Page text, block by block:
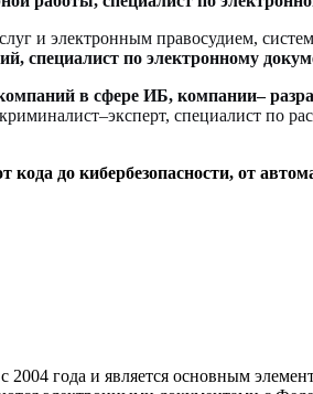
и электронным правосудием,
специалист по электронному
в сфере ИБ, компании–
специалист по
до кибербезопасности, от
с 2004 года и является основным